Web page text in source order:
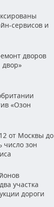
сервисов и
дворов
«Озон
от Москвы до
число зон
участка
дороги